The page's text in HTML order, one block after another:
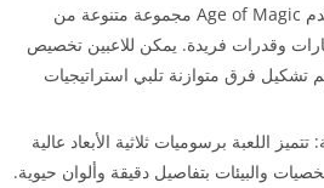
تنوع الأبطال وتخصيصهم: تقدم Age of Magic مجموعة متنوعة من
وقدرات فريدة. يمكن للاعبين تخصيص
تشكيل فرق متوازنة تلبي استراتيجيات
تتميز اللعبة برسوميات ثلاثية الأبعاد عالية
والبيئات بتفاصيل دقيقة وألوان حيوية.